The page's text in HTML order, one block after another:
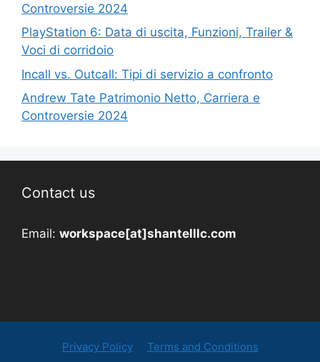
Controversie 2024
PlayStation 6: Data di uscita, Funzioni, Trailer &
Voci di corridoio
Incall vs. Outcall: Tipi di servizio a confronto
Andrew Tate Patrimonio Netto, Carriera e
Controversie 2024
Contact us
Email: workspace[at]shantelllc.com
Privacy Policy Terms and Conditions